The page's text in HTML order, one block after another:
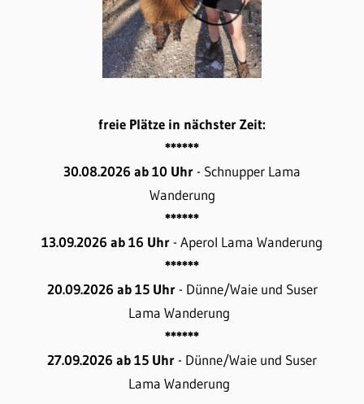
freie Plätze in nächster Zeit:
******
30.08.2026 ab 10 Uhr- Schnupper Lama
Wanderung
******
13.09.2026 ab 16 Uhr- Aperol Lama Wanderung
******
20.09.2026 ab 15 Uhr- Dünne/Waie und Suser
Lama Wanderung
******
27.09.2026 ab 15 Uhr- Dünne/Waie und Suser
Lama Wanderung